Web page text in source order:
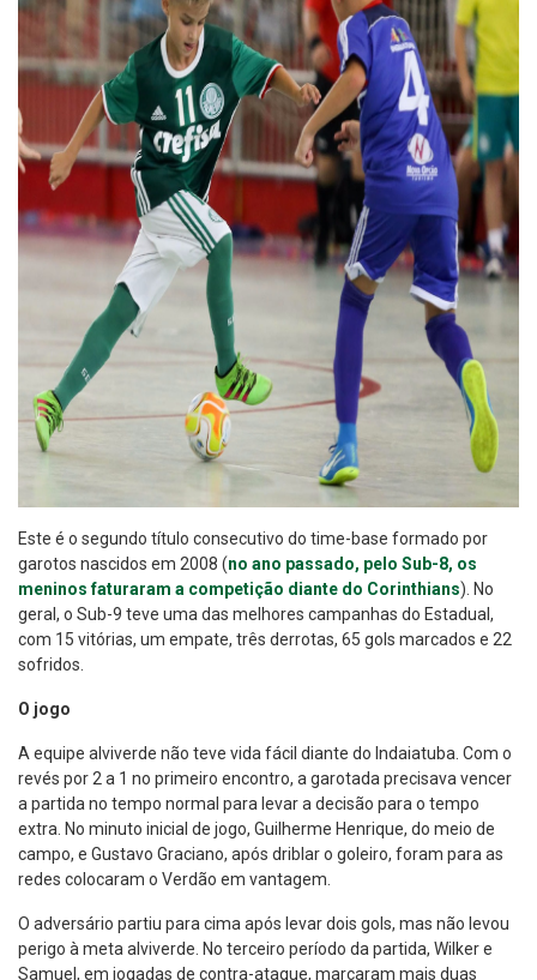
Este é o segundo título consecutivo do time-base formado por
garotos nascidos em 2008 (no ano passado, pelo Sub-8, os
meninos faturaram a competição diante do Corinthians). No
geral, o Sub-9 teve uma das melhores campanhas do Estadual,
com 15 vitórias, um empate, três derrotas, 65 gols marcados e 22
sofridos.
O jogo
A equipe alviverde não teve vida fácil diante do Indaiatuba. Com o
revés por 2 a 1 no primeiro encontro, a garotada precisava vencer
a partida no tempo normal para levar a decisão para o tempo
extra. No minuto inicial de jogo, Guilherme Henrique, do meio de
campo, e Gustavo Graciano, após driblar o goleiro, foram para as
redes colocaram o Verdão em vantagem.
O adversário partiu para cima após levar dois gols, mas não levou
perigo à meta alviverde. No terceiro período da partida, Wilker e
Samuel, em jogadas de contra-ataque, marcaram mais duas